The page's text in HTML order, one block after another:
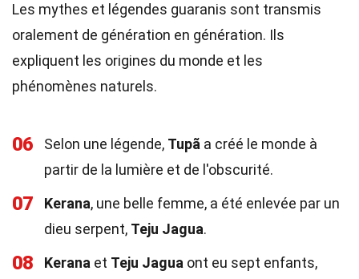
Les mythes et légendes guaranis sont transmis
oralement de génération en génération. Ils
expliquent les origines du monde et les
phénomènes naturels.
06 Selon une légende, Tupã a créé le monde à
partir de la lumière et de l'obscurité.
07 Kerana, une belle femme, a été enlevée par un
dieu serpent, Teju Jagua.
08 Kerana et Teju Jagua ont eu sept enfants,